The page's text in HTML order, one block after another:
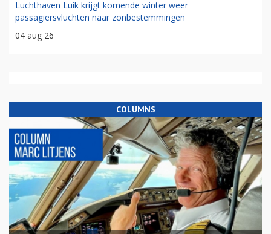
Luchthaven Luik krijgt komende winter weer
passagiersvluchten naar zonbestemmingen
04 aug 26
COLUMNS